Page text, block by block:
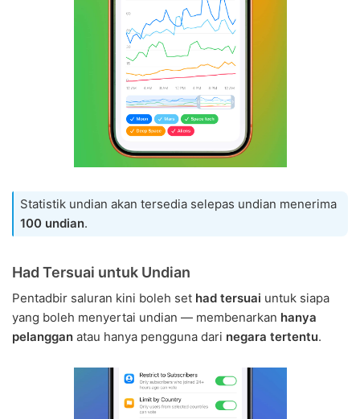
Statistik undian akan tersedia selepas undian menerima
100 undian.
Had Tersuai untuk Undian
Pentadbir saluran kini boleh set had tersuai untuk siapa
yang boleh menyertai undian — membenarkan hanya
pelanggan atau hanya pengguna dari negara tertentu.